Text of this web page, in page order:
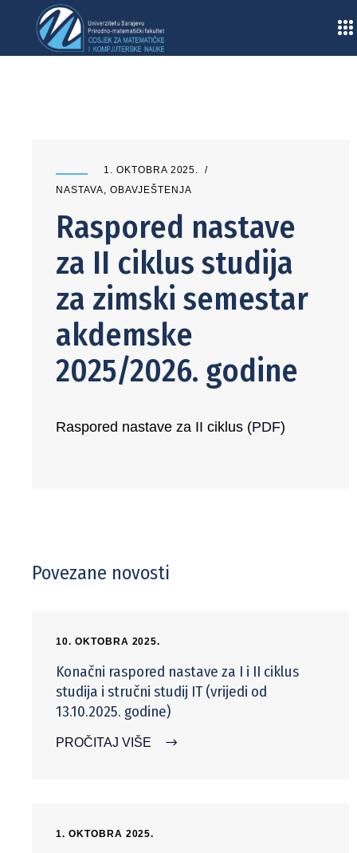
1. OKTOBRA 2025.
NASTAVA, OBAVJEŠTENJA
Raspored nastave
za II ciklus studija
za zimski semestar
akdemske
2025/2026. godine
Raspored nastave za II ciklus (PDF)
Povezane novosti
10. OKTOBRA 2025.
Konačni raspored nastave za I i II ciklus
studija i stručni studij IT (vrijedi od
13.10.2025. godine)
PROČITAJ VIŠE
1. OKTOBRA 2025.